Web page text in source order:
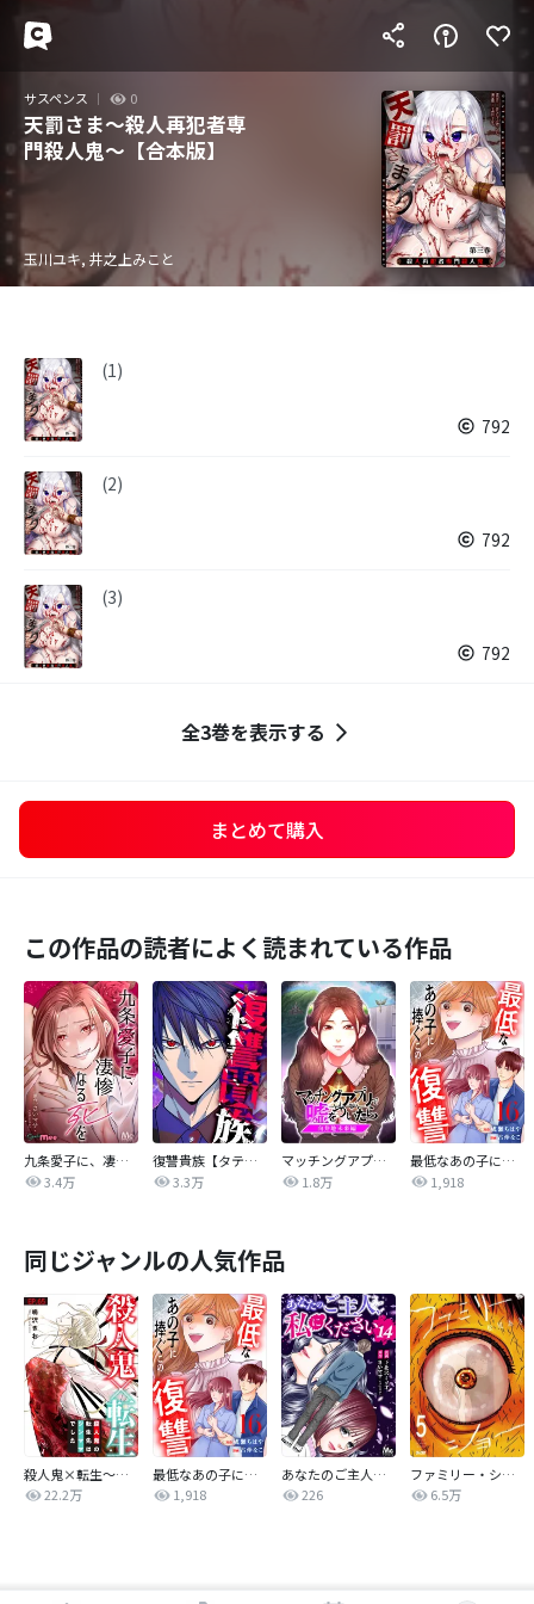
サスペンス 0
天罰さま～殺人再犯者専
門殺人鬼～【合本版】
玉川ユキ, 井之上みこと
(1)
792
(2)
792
(3)
792
全3巻を表示する
まとめて購入
この作品の読者によく読まれている作品
九条愛子に、凄惨なる死を【タテヨミ】
3.4万
復讐貴族【タテヨミ】
3.3万
マッチングアプリで嘘をついたら～向井地未来編～【タテヨミ】
1.8万
最低なあの子に捧ぐこの復讐 分冊版
1,918
同じジャンルの人気作品
殺人鬼×転生～殺人鬼の転生先はシンママでした～
22.2万
最低なあの子に捧ぐこの復讐 分冊版
1,918
あなたのご主人、私にください
226
ファミリー・ショー
6.5万